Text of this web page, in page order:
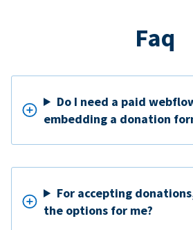
Faq
Do I need a paid
embedding a donation
For accepting
the options for me?